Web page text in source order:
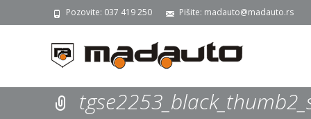
Pozovite: 037 419 250 Pišite: madauto@madauto.rs